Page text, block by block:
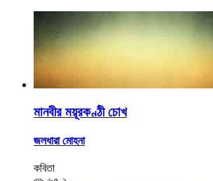
মানবীর ময়ূরকণ্ঠী চোখ
জলধারা মোহনা
কবিতা